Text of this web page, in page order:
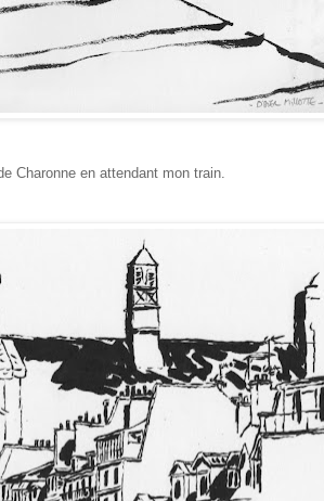
Charonne en attendant mon train.